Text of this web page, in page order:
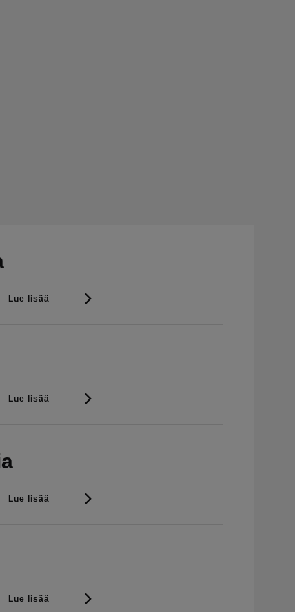
Lue lisää
Lue lisää
Lue lisää
Lue lisää